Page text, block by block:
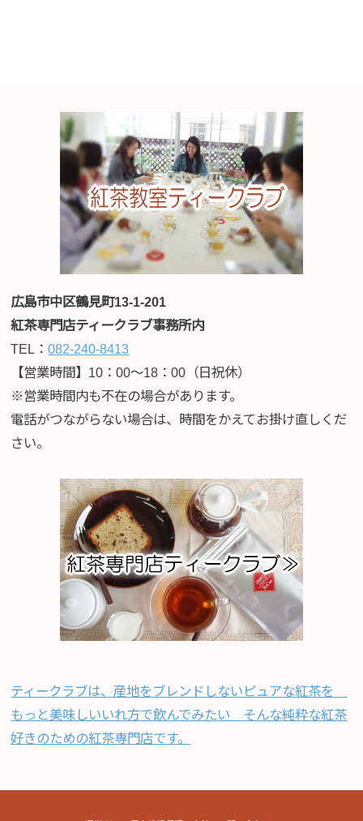
広島市中区鶴見町13-1-201
紅茶専門店ティークラブ事務所内
TEL：082-240-8413
【営業時間】10：00～18：00（日祝休）
※営業時間内も不在の場合があります。
電話がつながらない場合は、時間をかえてお掛け直しくだ
さい。
ティークラブは、産地をブレンドしないピュアな紅茶を
もっと美味しいいれ方で飲んでみたい そんな純粋な紅茶
好きのための紅茶専門店です。